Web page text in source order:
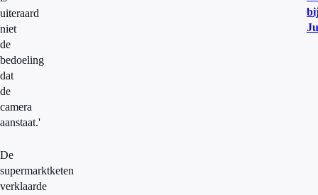
uiteraard
niet
de
bedoeling
dat
de
camera
aanstaat.'
De
supermarktketen
verklaarde